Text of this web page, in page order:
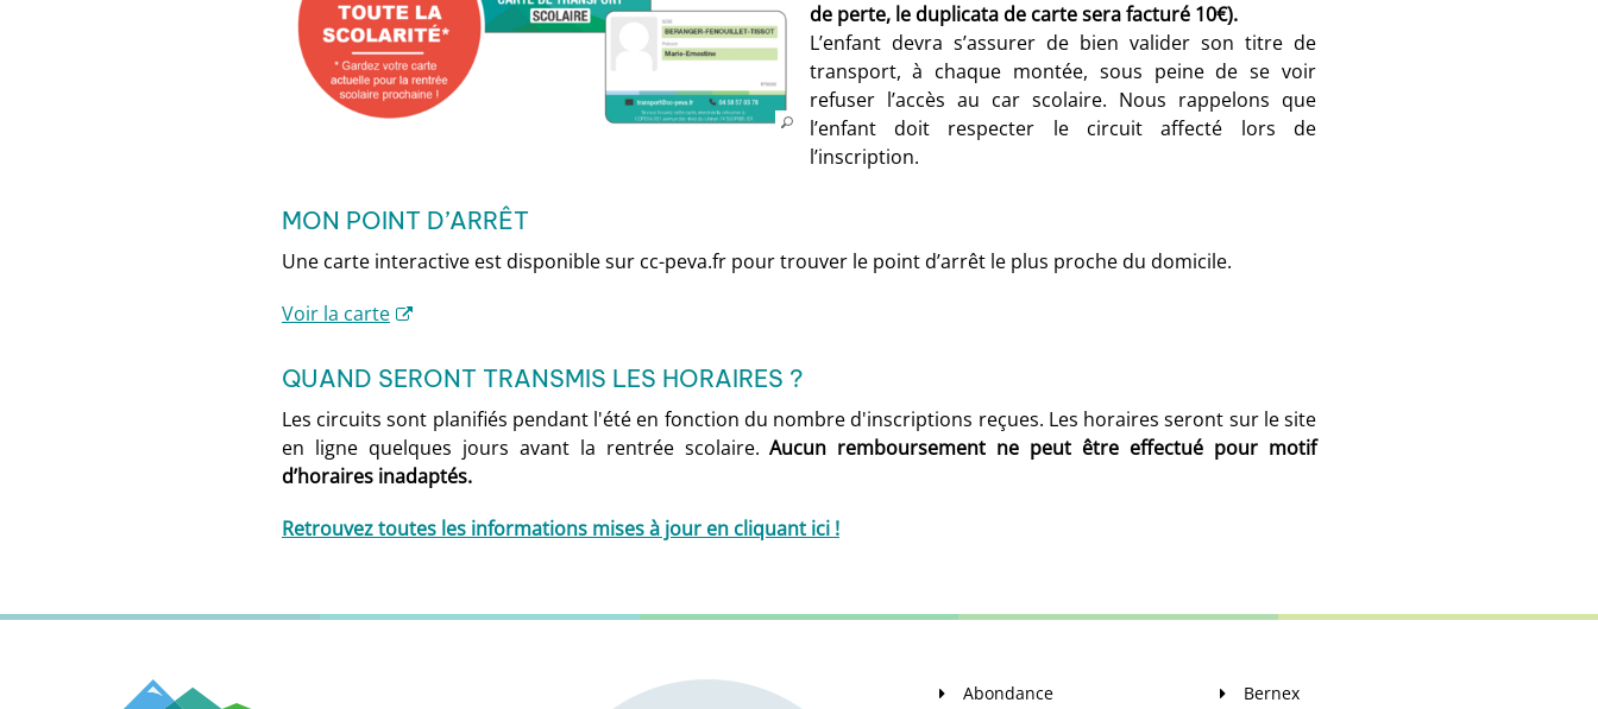
de perte, le duplicata de carte sera facturé 10€).
L’enfant devra s’assurer de bien valider son titre de
transport, à chaque montée, sous peine de se voir
refuser l’accès au car scolaire. Nous rappelons que
l’enfant doit respecter le circuit affecté lors de
l’inscription.
MON POINT D’ARRÊT
Une carte interactive est disponible sur cc-peva.fr pour trouver le point d’arrêt le plus proche du domicile.
Voir la carte
QUAND SERONT TRANSMIS LES HORAIRES ?
Les circuits sont planifiés pendant l'été en fonction du nombre d'inscriptions reçues. Les horaires seront sur le site
en ligne quelques jours avant la rentrée scolaire.Aucun remboursement ne peut être effectué pour motif
d’horaires inadaptés.
Retrouvez toutes les informations mises à jour en cliquant ici !
Abondance Bernex